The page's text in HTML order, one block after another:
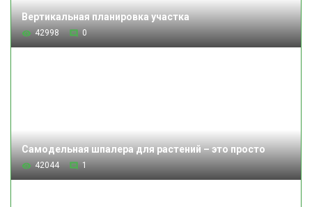
Вертикальная планировка участка
42998 0
Самодельная шпалера для растений – это просто
42044 1